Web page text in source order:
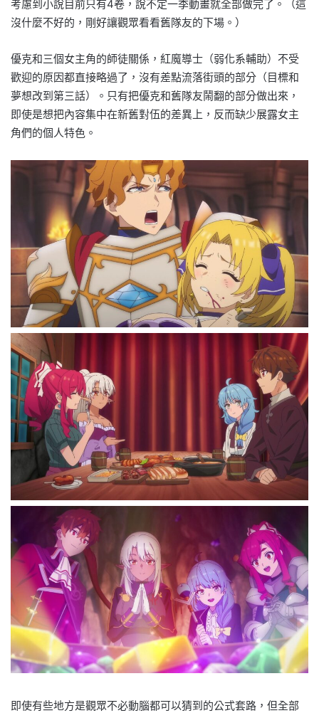
考慮到小說目前只有4卷，說不定一季動畫就全部做完了。（這
沒什麼不好的，剛好讓觀眾看看舊隊友的下場。）
優克和三個女主角的師徒關係，紅魔導士（弱化系輔助）不受
歡迎的原因都直接略過了，沒有差點流落街頭的部分（目標和
夢想改到第三話）。只有把優克和舊隊友鬧翻的部分做出來，
即使是想把內容集中在新舊對伍的差異上，反而缺少展露女主
角們的個人特色。
即使有些地方是觀眾不必動腦都可以猜到的公式套路，但全部